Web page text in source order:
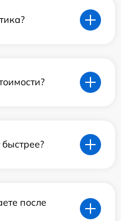
после